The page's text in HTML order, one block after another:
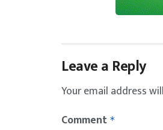
Leave a Reply
Your email address
Comment *